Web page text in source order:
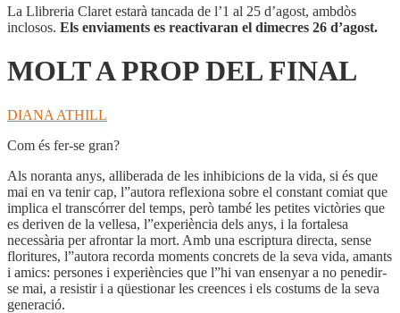
FINAL
La Llibreria Claret estarà tancada de l’1 al 25 d’agost, ambdòs
inclosos. Els enviaments es reactivaran el dimecres 26 d’agost.
MOLT A PROP DEL FINAL
DIANA ATHILL
Com és fer-se gran?
Als noranta anys, alliberada de les inhibicions de la vida, si és que
mai en va tenir cap, l”autora reflexiona sobre el constant comiat que
implica el transcórrer del temps, però també les petites victòries que
es deriven de la vellesa, l”experiència dels anys, i la fortalesa
necessària per afrontar la mort. Amb una escriptura directa, sense
floritures, l”autora recorda moments concrets de la seva vida, amants
i amics: persones i experiències que l”hi van ensenyar a no penedir-
se mai, a resistir i a qüestionar les creences i els costums de la seva
generació.